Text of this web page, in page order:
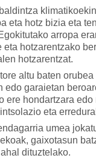
eta hotz bizia eta
arropa
eta hotzarentzako
hotzarentzat.
altu baten
edo garaietan
ere hondartzara
eta
umea
gaixotasun
dituztelako.